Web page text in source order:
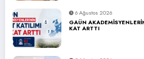
6 Ağustos 2026
GAÜN
KAT ARTTI